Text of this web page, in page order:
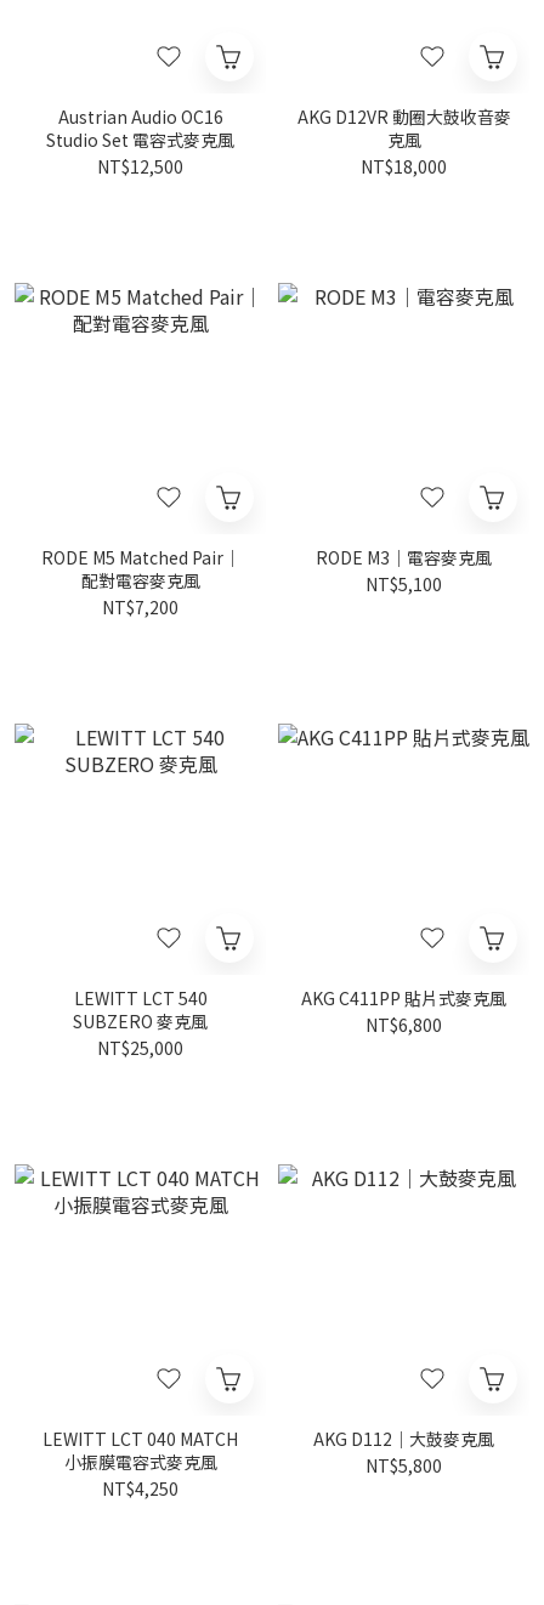
Austrian Audio OC16
Studio Set 電容式麥克風
NT$12,500
AKG D12VR 動圈大鼓收音麥
克風
NT$18,000
RODE M5 Matched Pair｜
配對電容麥克風
NT$7,200
RODE M3｜電容麥克風
NT$5,100
LEWITT LCT 540
SUBZERO 麥克風
NT$25,000
AKG C411PP 貼片式麥克風
NT$6,800
LEWITT LCT 040 MATCH
小振膜電容式麥克風
NT$4,250
AKG D112｜大鼓麥克風
NT$5,800